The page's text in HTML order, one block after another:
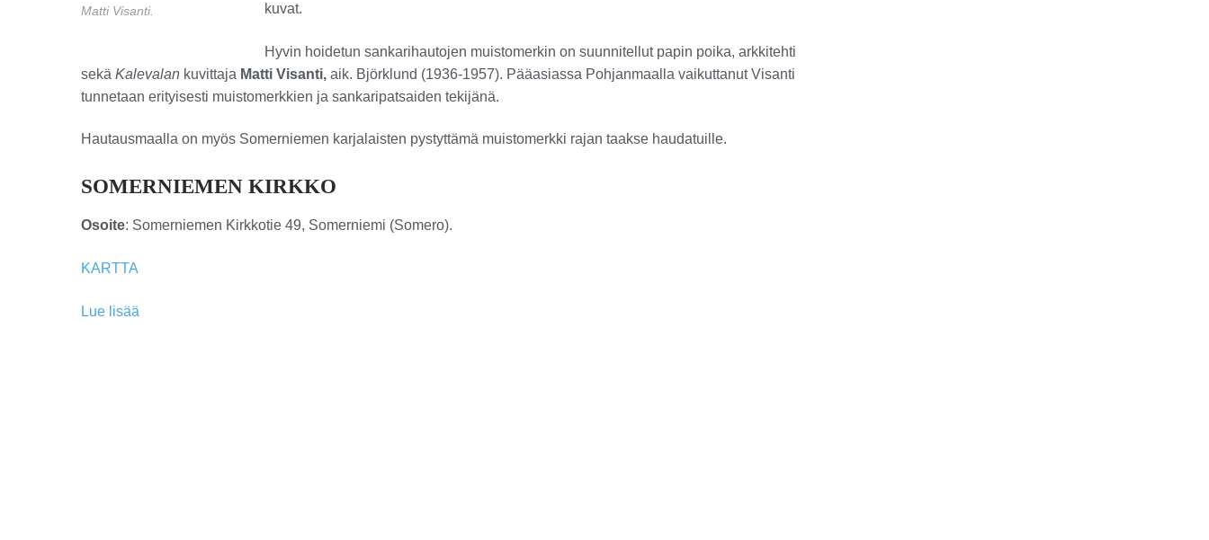
Matti Visanti.
kuvat.
Hyvin hoidetun sankarihautojen muistomerkin on suunnitellut papin poika, arkkitehti
sekä Kalevalan kuvittaja Matti Visanti, aik. Björklund (1936-1957). Pääasiassa Pohjanmaalla vaikuttanut Visanti
tunnetaan erityisesti muistomerkkien ja sankaripatsaiden tekijänä.
Hautausmaalla on myös Somerniemen karjalaisten pystyttämä muistomerkki rajan taakse haudatuille.
SOMERNIEMEN KIRKKO
Osoite: Somerniemen Kirkkotie 49, Somerniemi (Somero).
KARTTA
Lue lisää